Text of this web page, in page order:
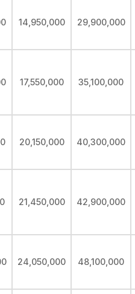
14,950,000 29,900,000
17,550,000 35,100,000
20,150,000 40,300,000
21,450,000 42,900,000
24,050,000 48,100,000